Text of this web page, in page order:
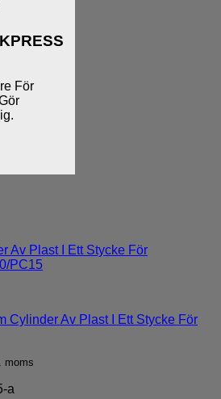
För
Cylinder Av Plast I Ett Stycke För
moms
a